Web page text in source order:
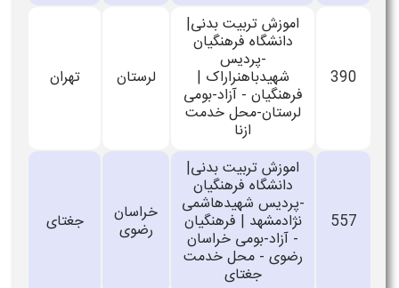
390
اموزش تربیت بدنی|
دانشگاه فرهنگیان
-پردیس
شهیدباهنراراک |
فرهنگیان - آزاد-بومی
لرستان-محل خدمت
ازنا
لرستان تهران
557
اموزش تربیت بدنی|
دانشگاه فرهنگیان
-پردیس شهیدهاشمی
نژادمشهد | فرهنگیان
- آزاد-بومی خراسان
رضوی - محل خدمت
جغتای
خراسان
رضوی جغتای